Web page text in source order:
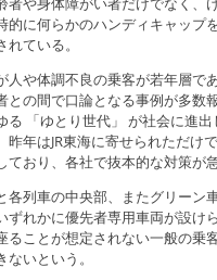
的に何らかのハンディキャップ
ている。
人や体調不良の乗客が若年層で
との間で口論となる事例が多数
る 「ゆとり世代」 が社会に進
昨年はJR東海に寄せられただけ
ており、各社で抜本的な対策が
各列車の中央部、またグリーン
ずれかに優先者専用車両が設け
ることが想定されない一般の乗
いという。